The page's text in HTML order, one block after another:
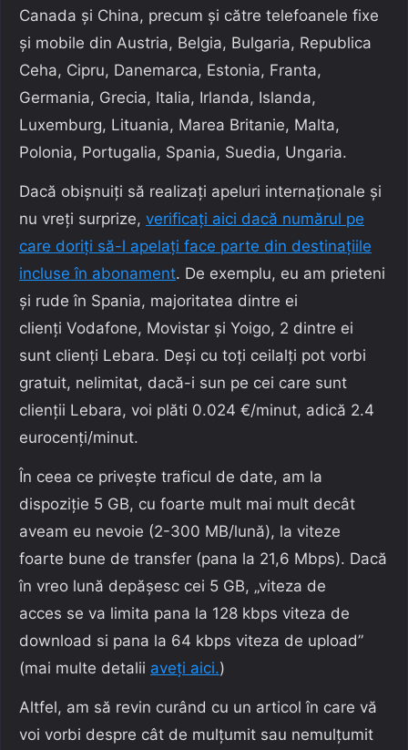
Canada și China, precum și către telefoanele fixe
și mobile din Austria, Belgia, Bulgaria, Republica
Ceha, Cipru, Danemarca, Estonia, Franta,
Germania, Grecia, Italia, Irlanda, Islanda,
Luxemburg, Lituania, Marea Britanie, Malta,
Polonia, Portugalia, Spania, Suedia, Ungaria.
Dacă obișnuiți să realizați apeluri internaționale și
nu vreți surprize, verificați aici dacă numărul pe
care doriți să-l apelați face parte din destinațiile
incluse în abonament. De exemplu, eu am prieteni
și rude în Spania, majoritatea dintre ei
clienți Vodafone, Movistar și Yoigo, 2 dintre ei
sunt clienți Lebara. Deși cu toți ceilalți pot vorbi
gratuit, nelimitat, dacă-i sun pe cei care sunt
clienții Lebara, voi plăti 0.024 €/minut, adică 2.4
eurocenți/minut.
În ceea ce privește traficul de date, am la
dispoziție 5 GB, cu foarte mult mai mult decât
aveam eu nevoie (2-300 MB/lună), la viteze
foarte bune de transfer (pana la 21,6 Mbps). Dacă
în vreo lună depășesc cei 5 GB, „viteza de
acces se va limita pana la 128 kbps viteza de
download si pana la 64 kbps viteza de upload”
(mai multe detalii aveți aici.)
Altfel, am să revin curând cu un articol în care vă
voi vorbi despre cât de mulțumit sau nemulțumit